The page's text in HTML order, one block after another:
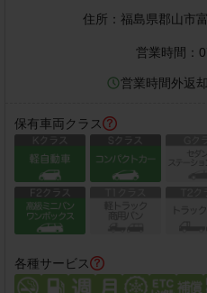
住所： 福島県郡山市
営業時間：
営業時間外返
保有車両クラス
各種サービス